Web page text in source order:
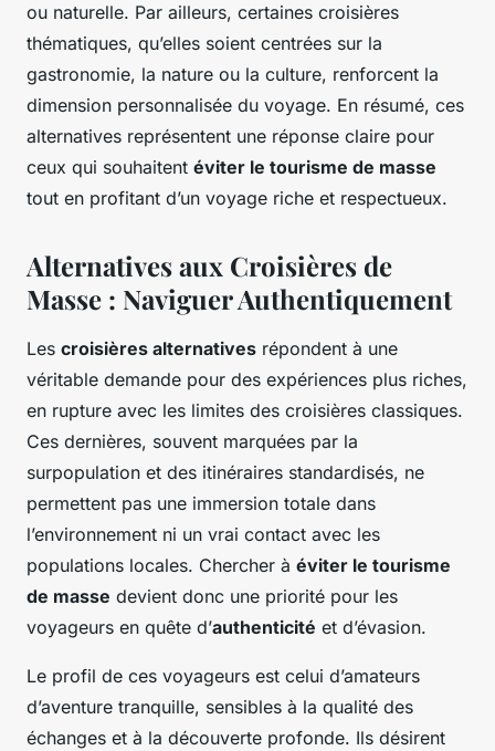
ou naturelle. Par ailleurs, certaines croisières
thématiques, qu’elles soient centrées sur la
gastronomie, la nature ou la culture, renforcent la
dimension personnalisée du voyage. En résumé, ces
alternatives représentent une réponse claire pour
ceux qui souhaitent éviter le tourisme de masse
tout en profitant d’un voyage riche et respectueux.
Alternatives aux Croisières de
Masse : Naviguer Authentiquement
Les croisières alternatives répondent à une
véritable demande pour des expériences plus riches,
en rupture avec les limites des croisières classiques.
Ces dernières, souvent marquées par la
surpopulation et des itinéraires standardisés, ne
permettent pas une immersion totale dans
l’environnement ni un vrai contact avec les
populations locales. Chercher à éviter le tourisme
de masse devient donc une priorité pour les
voyageurs en quête d’authenticité et d’évasion.
Le profil de ces voyageurs est celui d’amateurs
d’aventure tranquille, sensibles à la qualité des
échanges et à la découverte profonde. Ils désirent